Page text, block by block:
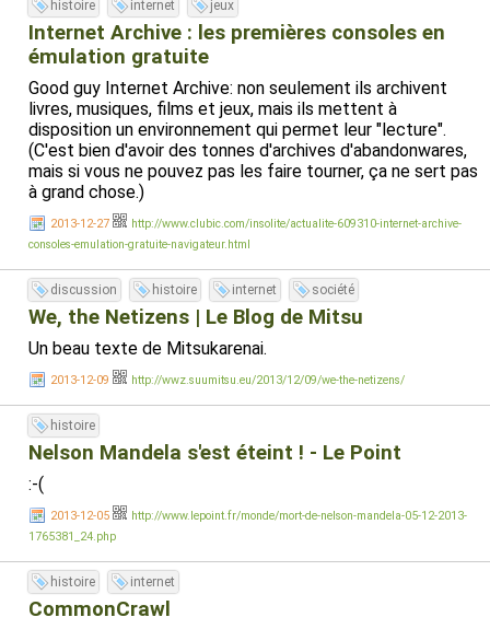
histoire internet jeux
Internet Archive : les premières consoles en
émulation gratuite
Good guy Internet Archive: non seulement ils archivent
livres, musiques, films et jeux, mais ils mettent à
disposition un environnement qui permet leur "lecture".
(C'est bien d'avoir des tonnes d'archives d'abandonwares,
mais si vous ne pouvez pas les faire tourner, ça ne sert pas
à grand chose.)
2013-12-27
http://www.clubic.com/insolite/actualite-609310-internet-archive-
consoles-emulation-gratuite-navigateur.html
discussion histoire internet société
We, the Netizens | Le Blog de Mitsu
Un beau texte de Mitsukarenai.
2013-12-09 http://wwz.suumitsu.eu/2013/12/09/we-the-netizens/
histoire
Nelson Mandela s'est éteint ! - Le Point
:-(
2013-12-05
http://www.lepoint.fr/monde/mort-de-nelson-mandela-05-12-2013-
1765381_24.php
histoire internet
CommonCrawl